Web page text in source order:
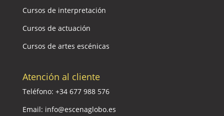
Cursos de interpretación
Cursos de actuación
Cursos de artes escénicas
Atención al cliente
Teléfono: +34 677 988 576
Email: info@escenaglobo.es